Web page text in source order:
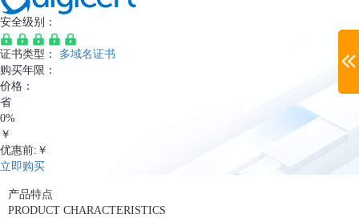
安全级别：
证书类型：
多域名证书
购买年限：
价格：
省
0%
￥
优惠前:￥
立即购买
产品特点
PRODUCT CHARACTERISTICS